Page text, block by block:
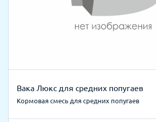
Вака Люкс для средних попугаев
Кормовая смесь для средних попугаев